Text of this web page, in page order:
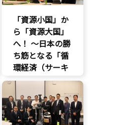
経済政策
「資源小国」か
ら「資源大国」
へ！ 〜日本の勝
ち筋となる「循
環経済（サーキ
ュラーエコノミ
ー）」とは？〜
環境部会